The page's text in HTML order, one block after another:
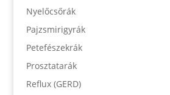
Nyelőcsőrák
Pajzsmirigyrák
Petefészekrák
Prosztatarák
Reflux (GERD)